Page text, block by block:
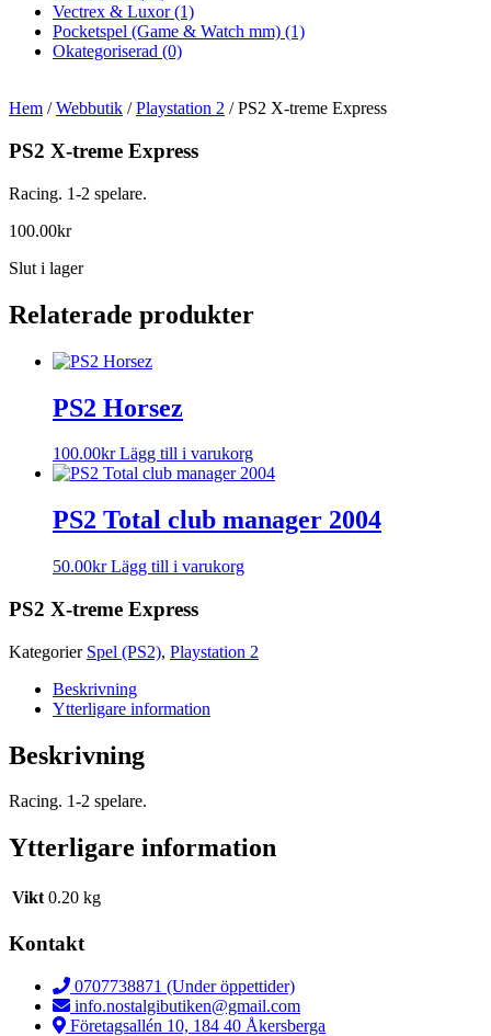
Vectrex & Luxor(1)
Pocketspel (Game & Watch mm) (1)
Okategoriserad (0)
Hem /Webbutik /Playstation 2 / PS2 X-treme Express
PS2 X-treme Express
Racing. 1-2 spelare.
100.00kr
Slut i lager
Relaterade produkter
PS2 Horsez
100.00kr Lägg till i varukorg
PS2 Total club manager 2004
50.00kr Lägg till i varukorg
PS2 X-treme Express
Kategorier Spel (PS2), Playstation 2
Beskrivning
Ytterligare information
Beskrivning
Racing. 1-2 spelare.
Ytterligare information
Vikt 0.20 kg
Kontakt
0707738871 (Under öppettider)
info.nostalgibutiken@gmail.com
Företagsallén 10, 184 40 Åkersberga